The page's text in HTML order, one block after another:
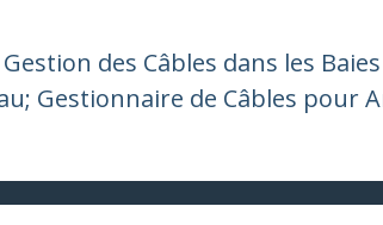
des Câbles dans les
Gestionnaire de Câbles pour
Assistance clientèle